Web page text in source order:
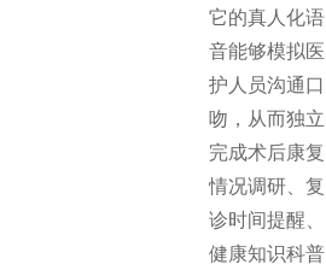
它的真人化语
音能够模拟医
护人员沟通口
吻，从而独立
完成术后康复
情况调研、复
诊时间提醒、
健康知识科普